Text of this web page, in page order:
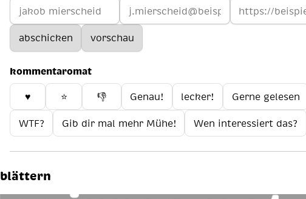
kommentaromat
♥️ ⭐ 👎 Genau! lecker! Gerne gelesen
WTF? Gib dir mal mehr Mühe! Wen interessiert das?
blättern